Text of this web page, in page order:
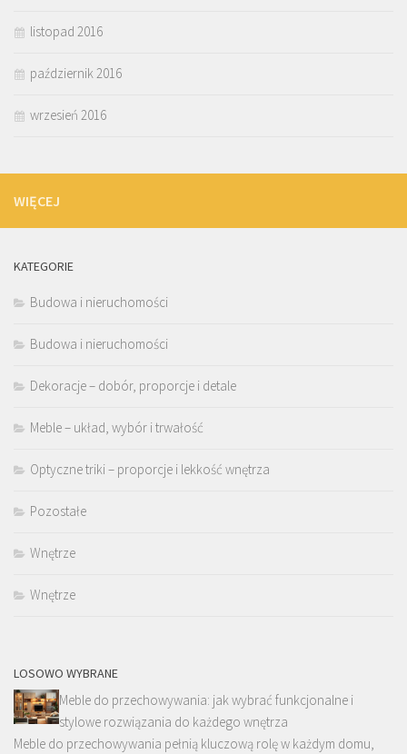
listopad 2016
październik 2016
wrzesień 2016
WIĘCEJ
KATEGORIE
Budowa i nieruchomości
Budowa i nieruchomości
Dekoracje – dobór, proporcje i detale
Meble – układ, wybór i trwałość
Optyczne triki – proporcje i lekkość wnętrza
Pozostałe
Wnętrze
Wnętrze
LOSOWO WYBRANE
Meble do przechowywania: jak wybrać funkcjonalne i
stylowe rozwiązania do każdego wnętrza
Meble do przechowywania pełnią kluczową rolę w każdym domu,